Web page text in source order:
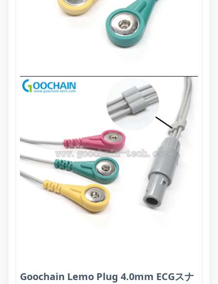
Goochain Lemo Plug 4.0mm ECGスナ